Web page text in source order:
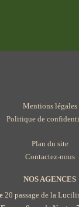
Mentions légales
Politique de
Plan du site
Contactez-nous
NOS AGENCES
20 passage de la